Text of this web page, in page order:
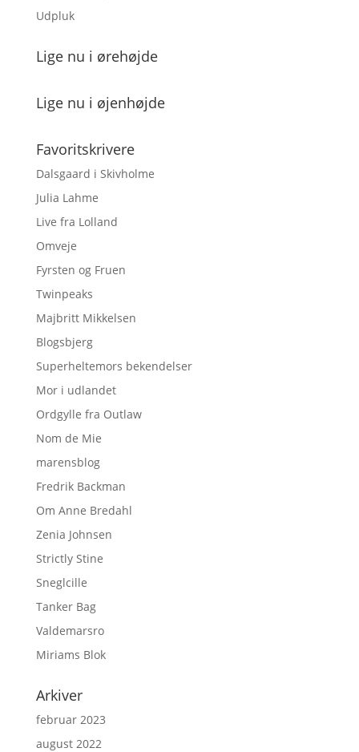
Udpluk
Lige nu i ørehøjde
Lige nu i øjenhøjde
Favoritskrivere
Dalsgaard i Skivholme
Julia Lahme
Live fra Lolland
Omveje
Fyrsten og Fruen
Twinpeaks
Majbritt Mikkelsen
Blogsbjerg
Superheltemors bekendelser
Mor i udlandet
Ordgylle fra Outlaw
Nom de Mie
marensblog
Fredrik Backman
Om Anne Bredahl
Zenia Johnsen
Strictly Stine
Sneglcille
Tanker Bag
Valdemarsro
Miriams Blok
Arkiver
februar 2023
august 2022